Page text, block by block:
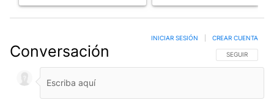
Conversación SIGA ESTA
SEGUIR
INICIAR SESIÓN CREAR CUENTA